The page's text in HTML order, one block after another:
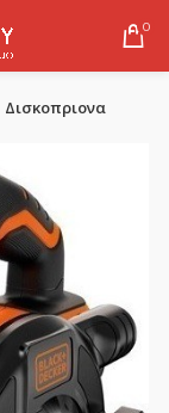
0
Δισκοπριονα